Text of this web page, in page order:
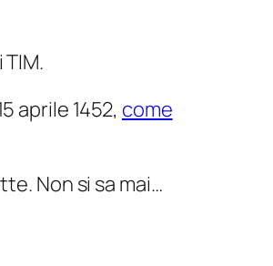
aprile 1452, come
Non si sa mai…